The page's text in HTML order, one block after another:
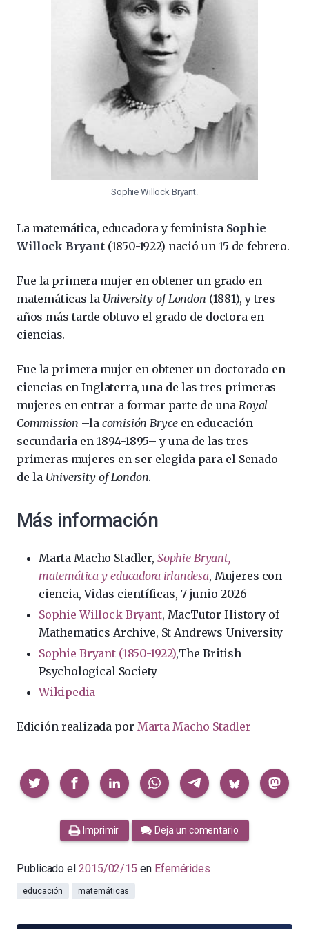
Sophie Willock Bryant.
La matemática, educadora y feminista Sophie
Willock Bryant(1850-1922) nació un 15 de febrero.
Fue la primera mujer en obtener un grado en
matemáticas la University of London (1881), y tres
años más tarde obtuvo el grado de doctora en
ciencias.
Fue la primera mujer en obtener un doctorado en
ciencias en Inglaterra, una de las tres primeras
mujeres en entrar a formar parte de una Royal
Commission –la comisión Bryceen educación
secundaria en 1894-1895– y una de las tres
primeras mujeres en ser elegida para el Senado
de la University of London.
Más información
Marta Macho Stadler, Sophie Bryant,
matemática y educadora irlandesa, Mujeres con
ciencia, Vidas científicas, 7 junio 2026
Sophie Willock Bryant, MacTutor History of
Mathematics Archive, St Andrews University
Sophie Bryant (1850-1922),The British
Psychological Society
Wikipedia
Edición realizada por Marta Macho Stadler
Compartir
Imprimir Deja un comentario
Publicado el 2015/02/15 en Efemérides
educación matemáticas